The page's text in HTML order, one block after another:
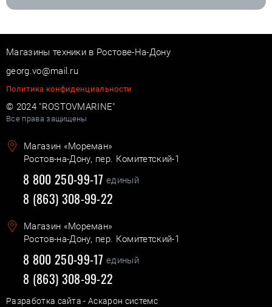
Магазины техники в Ростове-На-Дону
georg.vo@mail.ru
Политика конфиденциальности
© 2024 "ROSTOVMARINE"
Все права защищены
Магазин «Мореман»
Ростов-на-Дону, пер. Комитетский-1
8 800 250-99-17 единый
8 (863) 308-99-22
Магазин «Мореман»
Ростов-на-Дону, пер. Комитетский-1
8 800 250-99-17 единый
8 (863) 308-99-22
Разработка сайта - Аскарон системс